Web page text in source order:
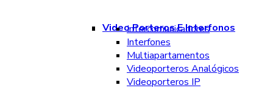
Video Porteros E Interfonos
Intercomunicadores
Interfones
Multiapartamentos
Videoporteros Analógicos
Videoporteros IP